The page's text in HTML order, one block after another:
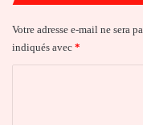
Votre adresse e-mail ne sera
indiqués avec *